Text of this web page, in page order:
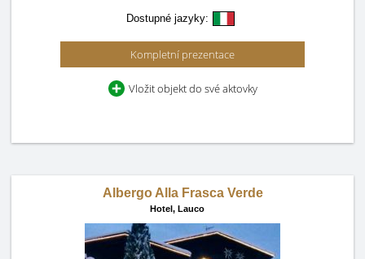
Dostupné jazyky:
Kompletní prezentace
Vložit objekt do své aktovky
Albergo Alla Frasca Verde
Hotel, Lauco